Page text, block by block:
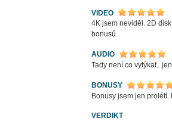
VIDEO
4K jsem neviděl. 2D
bonusů.
AUDIO
Tady není co
BONUSY
Bonusy jsem jen
VERDIKT